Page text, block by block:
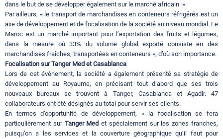
dans le but de se développer également sur le marché africain. »
Par ailleurs, « le transport de marchandises en conteneurs réfrigérés est un
axe de développement et de focalisation de la société au niveau mondial. Le
Maroc est un marché important pour l’exportation des fruits et légumes,
dans la mesure où 33% du volume global exporté consiste en des
marchandises fraîches, transportées en conteneurs », d’où son importance.
Focalisation sur Tanger Med et Casablanca
Lors de cet événement, la société a également présenté sa stratégie de
développement au Royaume, en précisant tout d’abord que ses trois
nouveaux bureaux se trouvent à Tanger, Casablanca et Agadir. 47
collaborateurs ont été désignés au total pour servir ses clients.
En termes d’opportunité de développement, « la focalisation se fera
particulièrement sur Tanger Med et spécialement sur les zones franches,
puisqu’on a les services et la couverture géographique qu’il faut pour